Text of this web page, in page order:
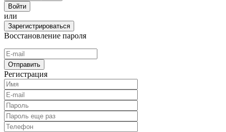
Войти
или
Зарегистрироваться
Восстановление пароля
Отправить
Регистрация